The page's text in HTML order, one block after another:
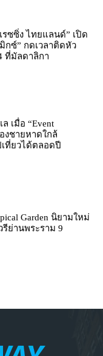
ซซิ่ง ไทยแลนด์” เปิด
กซ์” กดเวลาติดหัว
ที่มัลดาลิกา
เมื่อ “Event
งชายหาดใกล้
ที่ยวได้ตลอดปี
Garden นิยามใหม่
ย่านพระราม 9